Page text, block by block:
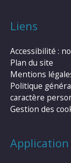
Liens
Accessibilité :
Plan du site
Mentions
Politique
caractère
Gestion des
Application